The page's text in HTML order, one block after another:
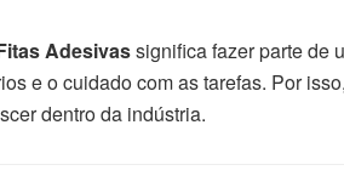
Adesivassignifica fazer parte de
e o cuidado com as tarefas. Por
dentro da indústria.